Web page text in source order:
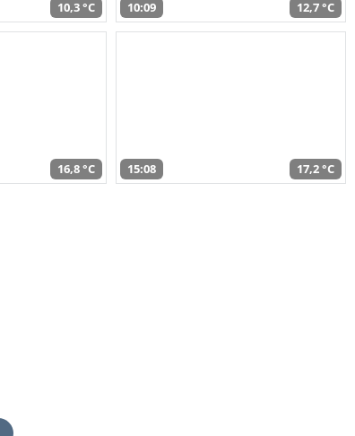
10,3 °C 10:09 12,7 °C
16,8 °C 15:08 17,2 °C